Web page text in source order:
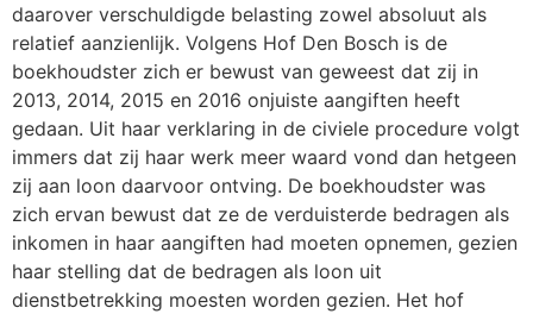
daarover verschuldigde belasting zowel absoluut als
relatief aanzienlijk. Volgens Hof Den Bosch is de
boekhoudster zich er bewust van geweest dat zij in
2013, 2014, 2015 en 2016 onjuiste aangiften heeft
gedaan. Uit haar verklaring in de civiele procedure volgt
immers dat zij haar werk meer waard vond dan hetgeen
zij aan loon daarvoor ontving. De boekhoudster was
zich ervan bewust dat ze de verduisterde bedragen als
inkomen in haar aangiften had moeten opnemen, gezien
haar stelling dat de bedragen als loon uit
dienstbetrekking moesten worden gezien. Het hof